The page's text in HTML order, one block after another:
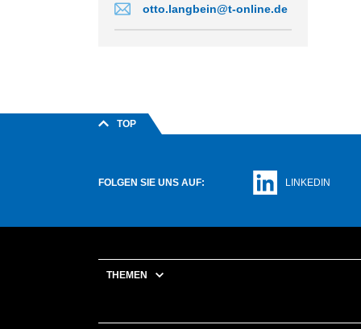
otto.langbein@t-online.de
TOP
FOLGEN SIE UNS AUF: LINKEDIN
THEMEN